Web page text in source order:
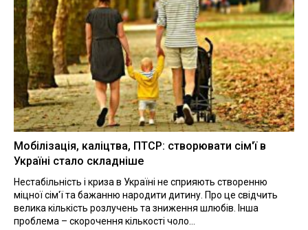
Мобілізація, каліцтва, ПТСР: створювати сім'ї в
Україні стало складніше
Нестабільність і криза в Україні не сприяють створенню
міцної сім'ї та бажанню народити дитину. Про це свідчить
велика кількість розлучень та зниження шлюбів. Інша
проблема – скорочення кількості чоло...